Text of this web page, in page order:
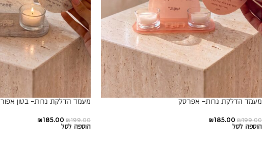
מעמד הדלקת נרות- אפרסק
₪199.00
₪185.00
הוספה לסל
מעמד הדלקת נרות- בטון אפור
₪199.00
₪185.00
הוספה לסל